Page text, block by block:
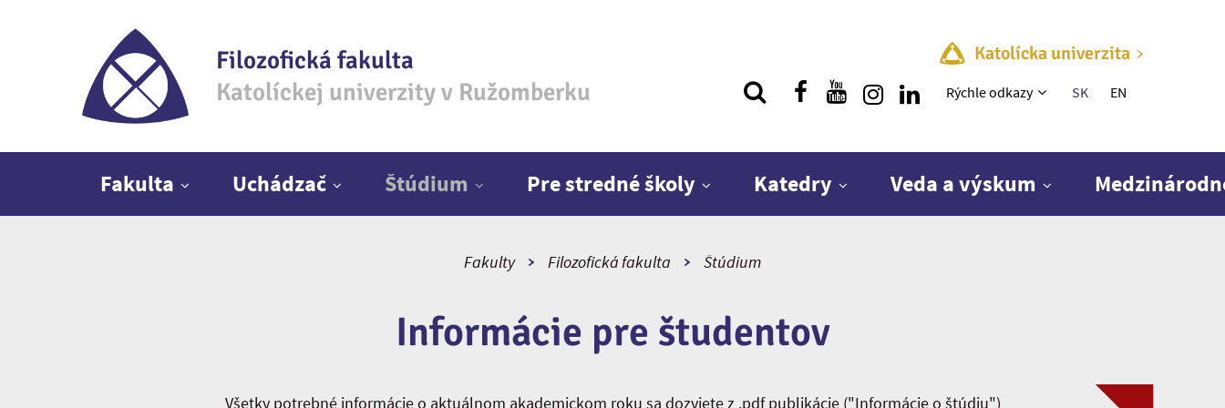
Filozofická fakulta
Katolíckej univerzity v Ružomberku
Katolícka univerzita
Rýchle menu
Rýchle odkazy SK EN
Fakulta Uchádzač Štúdium Pre stredné školy Katedry Veda a výskum
Fakulty Filozofická fakulta Štúdium
Informácie pre študentov
Všetky potrebné informácie o aktuálnom akademickom roku sa dozviete z .pdf publikácie ("Informácie o štúdiu")